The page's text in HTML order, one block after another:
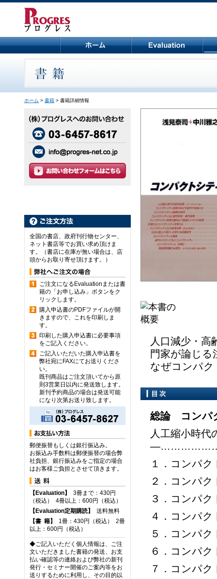
ホーム > 書籍 > 書籍詳細情報
全国の書店、政府刊行物センター、
ネット書店等でお買い求め頂けま
す。（書店に在庫が無い場合は、店
頭からお取り寄せ頂けます。）
ご注文になるEvaluationまたは書
籍の「お申し込み」ボタンをク
リックします。
購入申込書のPDFファイルが開
きますので、これを印刷しま
す。
印刷した購入申込書に必要事項
をご記入ください。
ご記入いただいた購入申込書を
弊社宛にFAXにてお送りくださ
い。
既刊商品はご注文頂いてから原
則3営業日以内に発送致します。
新刊予約商品の場合は発送可能
になり次第お送り致します。
郵便振替もしくは銀行振込み。
お振込み手数料は郵便振替の場合弊
社負担、銀行振込みをご指定の場合
はお客様ご負担とさせて頂きます。
【Evaluation】
3冊まで：430円
（税込） 4冊以上：600円（税込）
【Evaluation定期購読】
送料無料
【書 籍】
1冊：430円（税込） 2冊
以上：600円（税込）
◆ご記入いただく個人情報は、ご注
文いただきました書籍の発送、お支
払い確認等の連絡および弊社の新刊
発行・セミナー開催のご案内等をお
送りするために利用し、その目的以
人口減少・高
門家が論じる
なぜコンパク
総論 コンパ
人工縮小時
１．コンパ
２．コンパ
３．コンパ
４．コンパ
５．コンパ
６．コンパ
７．コンパ